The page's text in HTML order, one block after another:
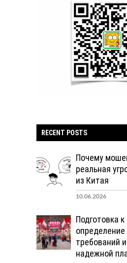
RECENT POSTS
Почему
реальная
из Китая
10.06.2026
Подготовка к
требований
надежной